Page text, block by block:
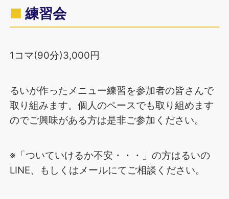
練習会
1コマ(90分)3,000円
るいが作ったメニュー練習を参加者の皆さんで
取り組みます。個人のペースでも取り組めます
のでご興味がある方は是非ご参加ください。
※「ついていけるか不安・・・」の方はるいの
LINE、もしくはメールにてご相談ください。